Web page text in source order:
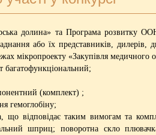
долина» та Програма розвитку
або їх представників, дилерів,
мікропроекту «Закупівля
багатофункціональний;
(комплект) ;
гемоглобіну;
що відповідає таким вимогам та
шприц; поворотна скло